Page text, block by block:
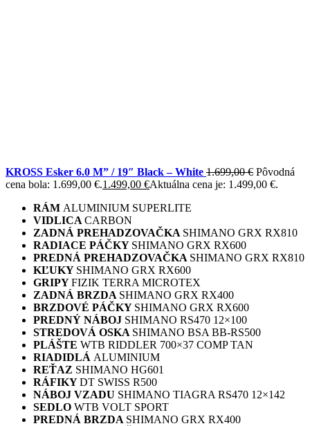
KROSS Esker 6.0 M” / 19″ Black – White 1.699,00€ Pôvodná
cena bola: 1.699,00 €.1.499,00 €Aktuálna cena je: 1.499,00 €.
RÁM ALUMINIUM SUPERLITE
VIDLICA CARBON
ZADNÁ PREHADZOVAČKA SHIMANO GRX RX810
RADIACE PÁČKY SHIMANO GRX RX600
PREDNÁ PREHADZOVAČKA SHIMANO GRX RX810
KĽUKY SHIMANO GRX RX600
GRIPYFIZIK TERRA MICROTEX
ZADNÁ BRZDA SHIMANO GRX RX400
BRZDOVÉ PÁČKY SHIMANO GRX RX600
PREDNÝ NÁBOJ SHIMANO RS470 12×100
STREDOVÁ OSKA SHIMANO BSA BB-RS500
PLÁŠTE WTB RIDDLER 700×37 COMP TAN
RIADIDLÁ ALUMINIUM
REŤAZ SHIMANO HG601
RÁFIKYDT SWISS R500
NÁBOJ VZADU SHIMANO TIAGRA RS470 12×142
SEDLO WTB VOLT SPORT
PREDNÁ BRZDA SHIMANO GRX RX400